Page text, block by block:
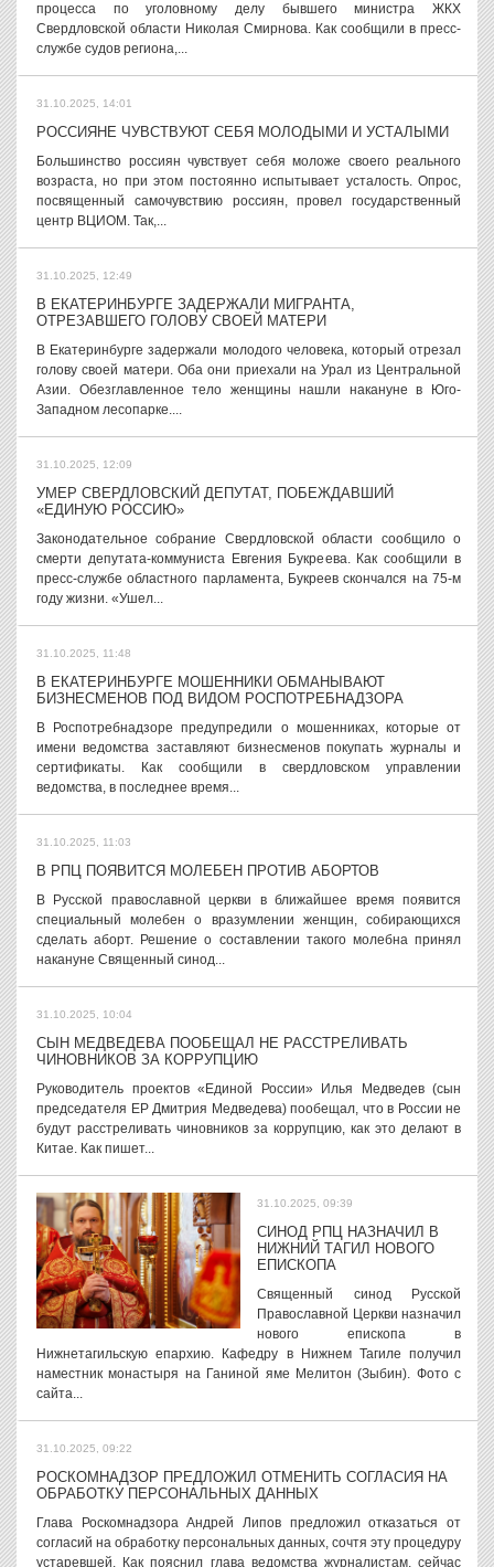
процесса по уголовному делу бывшего министра ЖКХ
Свердловской области Николая Смирнова. Как сообщили в пресс-
службе судов региона,...
31.10.2025, 14:01
РОССИЯНЕ ЧУВСТВУЮТ СЕБЯ МОЛОДЫМИ И УСТАЛЫМИ
Большинство россиян чувствует себя моложе своего реального
возраста, но при этом постоянно испытывает усталость. Опрос,
посвященный самочувствию россиян, провел государственный
центр ВЦИОМ. Так,...
31.10.2025, 12:49
В ЕКАТЕРИНБУРГЕ ЗАДЕРЖАЛИ МИГРАНТА,
ОТРЕЗАВШЕГО ГОЛОВУ СВОЕЙ МАТЕРИ
В Екатеринбурге задержали молодого человека, который отрезал
голову своей матери. Оба они приехали на Урал из Центральной
Азии. Обезглавленное тело женщины нашли накануне в Юго-
Западном лесопарке....
31.10.2025, 12:09
УМЕР СВЕРДЛОВСКИЙ ДЕПУТАТ, ПОБЕЖДАВШИЙ
«ЕДИНУЮ РОССИЮ»
Законодательное собрание Свердловской области сообщило о
смерти депутата-коммуниста Евгения Букреева. Как сообщили в
пресс-службе областного парламента, Букреев скончался на 75-м
году жизни. «Ушел...
31.10.2025, 11:48
В ЕКАТЕРИНБУРГЕ МОШЕННИКИ ОБМАНЫВАЮТ
БИЗНЕСМЕНОВ ПОД ВИДОМ РОСПОТРЕБНАДЗОРА
В Роспотребнадзоре предупредили о мошенниках, которые от
имени ведомства заставляют бизнесменов покупать журналы и
сертификаты. Как сообщили в свердловском управлении
ведомства, в последнее время...
31.10.2025, 11:03
В РПЦ ПОЯВИТСЯ МОЛЕБЕН ПРОТИВ АБОРТОВ
В Русской православной церкви в ближайшее время появится
специальный молебен о вразумлении женщин, собирающихся
сделать аборт. Решение о составлении такого молебна принял
накануне Священный синод...
31.10.2025, 10:04
СЫН МЕДВЕДЕВА ПООБЕЩАЛ НЕ РАССТРЕЛИВАТЬ
ЧИНОВНИКОВ ЗА КОРРУПЦИЮ
Руководитель проектов «Единой России» Илья Медведев (сын
председателя ЕР Дмитрия Медведева) пообещал, что в России не
будут расстреливать чиновников за коррупцию, как это делают в
Китае. Как пишет...
31.10.2025, 09:39
СИНОД РПЦ НАЗНАЧИЛ В
НИЖНИЙ ТАГИЛ НОВОГО
ЕПИСКОПА
Священный синод Русской
Православной Церкви назначил
нового епископа в
Нижнетагильскую епархию. Кафедру в Нижнем Тагиле получил
наместник монастыря на Ганиной яме Мелитон (Зыбин). Фото с
сайта...
31.10.2025, 09:22
РОСКОМНАДЗОР ПРЕДЛОЖИЛ ОТМЕНИТЬ СОГЛАСИЯ НА
ОБРАБОТКУ ПЕРСОНАЛЬНЫХ ДАННЫХ
Глава Роскомнадзора Андрей Липов предложил отказаться от
согласий на обработку персональных данных, сочтя эту процедуру
устаревшей. Как пояснил глава ведомства журналистам, сейчас